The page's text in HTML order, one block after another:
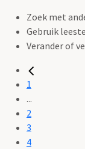
Zoek met
Gebruik
Verander of
1
...
2
3
4